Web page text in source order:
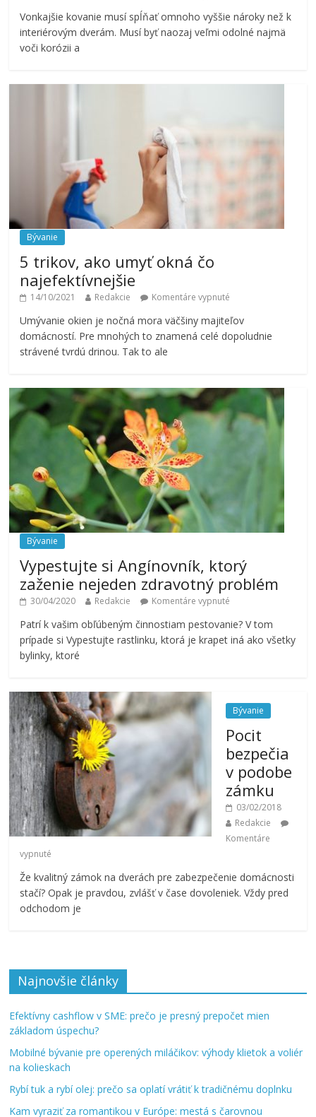
Vonkajšie kovanie musí spĺňať omnoho vyššie nároky než k
interiérovým dverám. Musí byť naozaj veľmi odolné najmä
voči korózii a
Bývanie
5 trikov, ako umyť okná čo
najefektívnejšie
14/10/2021 Redakcie Komentáre vypnuté
Umývanie okien je nočná mora väčšiny majiteľov
domácností. Pre mnohých to znamená celé dopoludnie
strávené tvrdú drinou. Tak to ale
Bývanie
Vypestujte si Angínovník, ktorý
zaženie nejeden zdravotný problém
30/04/2020 Redakcie Komentáre vypnuté
Patrí k vašim obľúbeným činnostiam pestovanie? V tom
prípade si Vypestujte rastlinku, ktorá je krapet iná ako všetky
bylinky, ktoré
Bývanie
Pocit
bezpečia
v podobe
zámku
03/02/2018
Redakcie
Komentáre
vypnuté
Že kvalitný zámok na dverách pre zabezpečenie domácnosti
stačí? Opak je pravdou, zvlášť v čase dovoleniek. Vždy pred
odchodom je
Najnovšie články
Efektívny cashflow v SME: prečo je presný prepočet mien
základom úspechu?
Mobilné bývanie pre operených miláčikov: výhody klietok a voliér
na kolieskach
Rybí tuk a rybí olej: prečo sa oplatí vrátiť k tradičnému doplnku
Kam vyraziť za romantikou v Európe: mestá s čarovnou